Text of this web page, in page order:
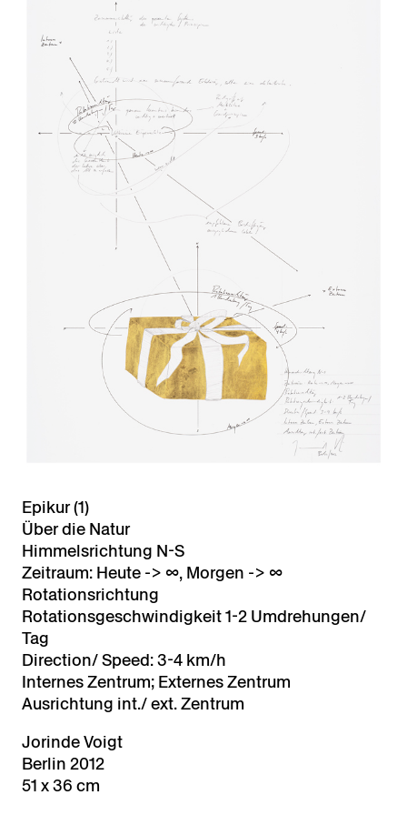
Epikur (1)
Über die Natur
Himmelsrichtung N-S
Zeitraum: Heute -> ∞, Morgen -> ∞
Rotationsrichtung
Rotationsgeschwindigkeit 1-2 Umdrehungen/
Tag
Direction/ Speed: 3-4 km/h
Internes Zentrum; Externes Zentrum
Ausrichtung int./ ext. Zentrum
Jorinde Voigt
Berlin 2012
51 x 36 cm